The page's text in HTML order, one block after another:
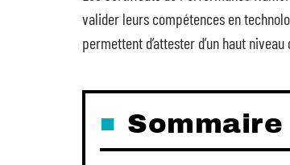
valider leurs compétences en
permettent d’attester d’un haut
Sommaire